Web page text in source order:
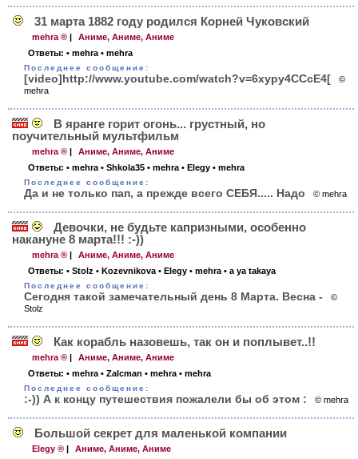
31 марта 1882 году родился Корней Чуковский
mehra ® |
Аниме, Аниме, Аниме
Ответы: • mehra • mehra
Последнее сообщение:
[video]http://www.youtube.com/watch?v=6xypy4CCcE4[
©
mehra
В яранге горит огонь... грустный, но
поучительный мультфильм
mehra ® |
Аниме, Аниме, Аниме
Ответы: • mehra • Shkola35 • mehra • Elegy • mehra
Последнее сообщение:
Да и не только пап, а прежде всего СЕБЯ..... Надо © mehra
Девочки, не будьте капризными, особенно
накануне 8 марта!!! :-))
mehra ® |
Аниме, Аниме, Аниме
Ответы: • Stolz • Kozevnikova • Elegy • mehra • a ya takaya
Последнее сообщение:
Сегодня такой замечательный день 8 Марта. Весна -
©
Stolz
Как корабль назовешь, так он и поплывет..!!
mehra ® |
Аниме, Аниме, Аниме
Ответы: • mehra • Zalcman • mehra • mehra
Последнее сообщение:
:-)) А к концу путешествия пожалели бы об этом : © mehra
Большой секрет для маленькой компании
Elegy ® |
Аниме, Аниме, Аниме